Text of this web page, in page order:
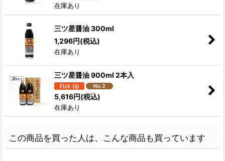
在庫あり
三ツ星醤油 300ml
1,296円(税込)
在庫あり
三ツ星醤油 900ml 2本入
5,616円(税込)
在庫あり
この商品を買った人は、こんな商品も買っています